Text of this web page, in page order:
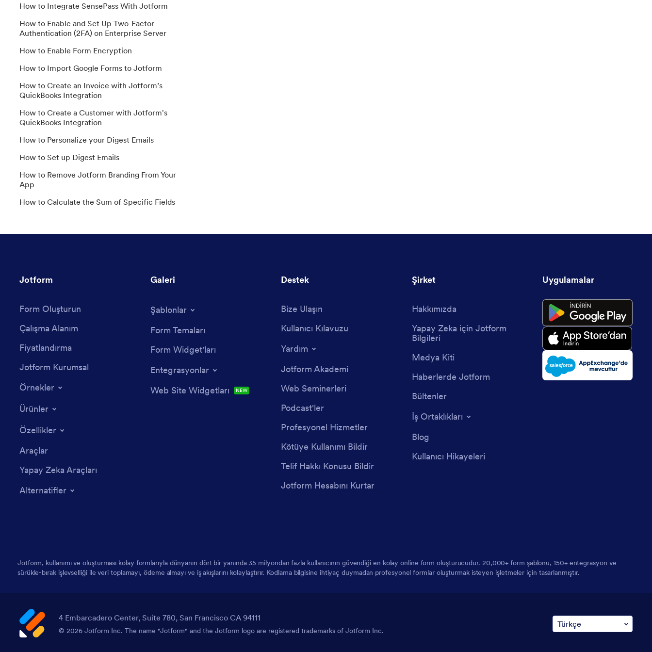
How to Integrate SensePass With Jotform
How to Enable and Set Up Two-Factor
Authentication (2FA) on Enterprise Server
How to Enable Form Encryption
How to Import Google Forms to Jotform
How to Create an Invoice with Jotform’s
QuickBooks Integration
How to Create a Customer with Jotform's
QuickBooks Integration
How to Personalize your Digest Emails
How to Set up Digest Emails
How to Remove Jotform Branding From Your
App
How to Calculate the Sum of Specific Fields
Jotform
Form Oluşturun
Çalışma Alanım
Fiyatlandırma
Jotform Kurumsal
Örnekler
Ürünler
Özellikler
Araçlar
Yapay Zeka Araçları
Alternatifler
Galeri
Şablonlar
Form Temaları
Form Widget'ları
Entegrasyonlar
Web Site Widgetları
NEW
Destek
Bize Ulaşın
Kullanıcı Kılavuzu
Yardım
Jotform Akademi
Web Seminerleri
Podcast'ler
Profesyonel Hizmetler
Kötüye Kullanımı Bildir
Telif Hakkı Konusu Bildir
Jotform Hesabını Kurtar
Şirket
Hakkımızda
Yapay Zeka için Jotform
Bilgileri
Medya Kiti
Haberlerde Jotform
Bültenler
İş Ortaklıkları
Blog
Kullanıcı Hikayeleri
Uygulamalar
Jotform, kullanımı ve oluşturması kolay formlarıyla dünyanın dört bir yanında 35 milyondan fazla kullanıcının güvendiği en kolay online form oluşturucudur. 20,000+ form şablonu, 150+ entegrasyon ve
sürükle-bırak işlevselliği ile veri toplamayı, ödeme almayı ve iş akışlarını kolaylaştırır. Kodlama bilgisine ihtiyaç duymadan profesyonel formlar oluşturmak isteyen işletmeler için tasarlanmıştır.
4 Embarcadero Center, Suite 780, San Francisco CA 94111
© 2026 Jotform Inc. The name "Jotform" and the Jotform logo are registered trademarks of Jotform Inc.